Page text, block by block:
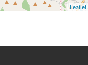
Leaflet